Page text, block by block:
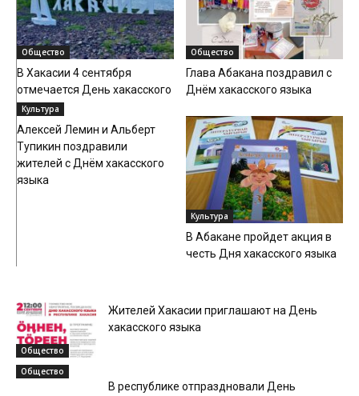
Общество
В Хакасии 4 сентября
отмечается День хакасского
языка
Общество
Глава Абакана поздравил с
Днём хакасского языка
Культура
Алексей Лемин и Альберт
Тупикин поздравили
жителей с Днём хакасского
языка
Культура
В Абакане пройдет акция в
честь Дня хакасского языка
Общество
Жителей Хакасии приглашают на День
хакасского языка
Общество
В республике отпраздновали День